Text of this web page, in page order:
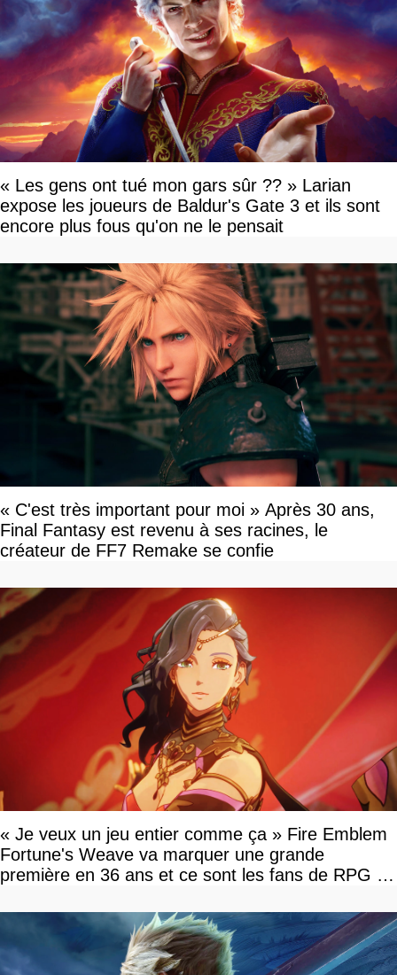
« Les gens ont tué mon gars sûr ?? » Larian
expose les joueurs de Baldur's Gate 3 et ils sont
encore plus fous qu'on ne le pensait
« C'est très important pour moi » Après 30 ans,
Final Fantasy est revenu à ses racines, le
créateur de FF7 Remake se confie
« Je veux un jeu entier comme ça » Fire Emblem
Fortune's Weave va marquer une grande
première en 36 ans et ce sont les fans de RPG en